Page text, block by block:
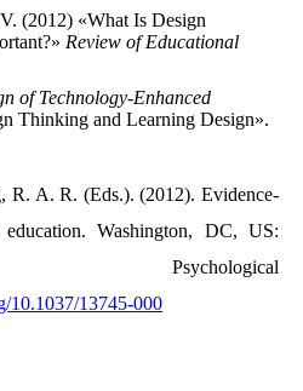
(2012) «What Is Design
Review of Educational
of Technology-Enhanced
Thinking and Learning Design».
R. A. R. (Eds.). (2012). Evidence-
Washington, DC, US:
10.1037/13745-000